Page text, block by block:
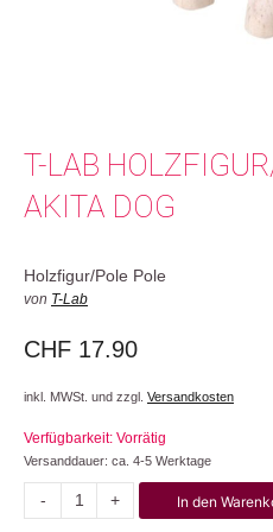
T-LAB
AKITA DOG
Holzfigur/Pole Pole
von T-Lab
CHF 17.90
inkl. MWSt. und zzgl. Versandkosten
Verfügbarkeit: Vorrätig
Versanddauer: ca. 4-5 Werktage
- + In den